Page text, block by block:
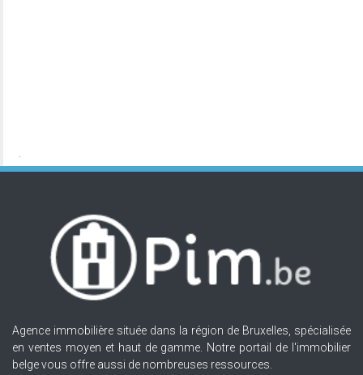
Agence immobilière située dans la région de Bruxelles, spécialisée
en ventes moyen et haut de gamme. Notre portail de l'immobilier
belge vous offre aussi de nombreuses ressources.